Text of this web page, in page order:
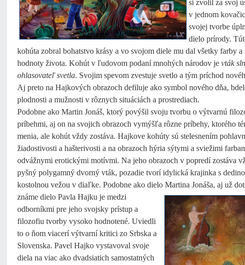
si zvolil za svoj
v jednom
svojej tvorbe
dielo prírody.
kohúta zobral bohatstvo krásy a vo svojom diele mu dal všetky farby a
hodnoty života. Kohút v ľudovom podaní mnohých národov je vták
ohlasovateľ svetla. Svojim spevom zvestuje svetlo a tým príchod
Aj preto na Hajkových obrazoch defiluje ako symbol nového dňa,
plodnosti a mužnosti v rôznych situáciách a prostrediach.
Podobne ako Martin Jonáš, ktorý povýšil svoju tvorbu o výtvarnú
príbehmi, aj on na svojich obrazoch vymýšľa rôzne príbehy, ktorého
menia, ale kohút vždy zostáva. Hajkove kohúty sú stelesnením
žiadostivosti a hašterivosti a na obrazoch hýria sýtymi a sviežimi
odvážnymi erotickými motívmi. Na jeho obrazoch v popredí zostáva
pyšný polygamný dvorný vták, pozadie tvorí idylická krajinka s
kostolnou vežou v diaľke. Podobne ako dielo Martina Jonáša, aj už
známe dielo Pavla Hajku je medzi
odborníkmi pre jeho svojsky prístup a
filozofiu tvorby vysoko hodnotené. Uviedli
to o ňom viacerí výtvarní kritici zo Srbska a
Slovenska. Pavel Hajko vystavoval svoje
diela na viac ako dvadsiatich samostatných